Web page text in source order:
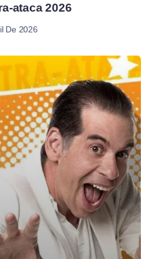
ataca 2026
De 2026